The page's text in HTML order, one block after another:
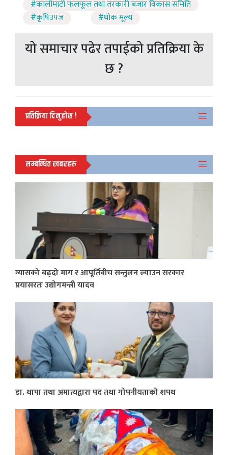
#कालीमाटी फलफूल तथा तरकारी बजार विकास समिति
#कृषिउपज
#थोक मूल्य
यो समाचार पढेर तपाईको प्रतिक्रिया के
छ ?
प्रतिक्रिया दिनुहोस !
सम्बन्धित खबरहरु
ग्यासको बढ्दो माग र आपूर्तिबीच सन्तुलन ल्याउन सरकार
प्रयासरतः उद्योगमन्त्री यादव
डा. थापा तथा अमात्यद्वारा पद तथा गोपनीयताको शपथ